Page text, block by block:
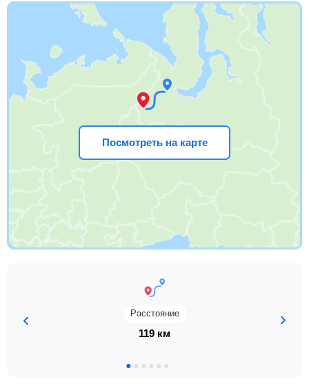
Посмотреть на карте
Расстояние
119 км